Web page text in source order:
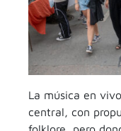
La música en
central, con